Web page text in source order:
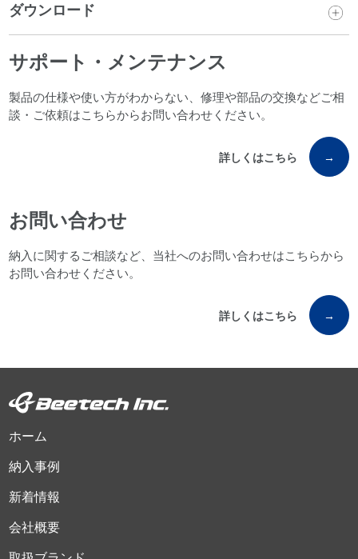
ダウンロード
サポート・メンテナンス
製品の仕様や使い方がわからない、修理や部品の交換などご相
談・ご依頼はこちらからお問い合わせください。
詳しくはこちら →
お問い合わせ
納入に関するご相談など、当社へのお問い合わせはこちらから
お問い合わせください。
詳しくはこちら →
ホーム
納入事例
新着情報
会社概要